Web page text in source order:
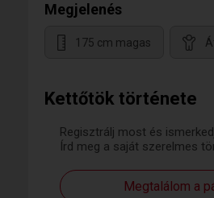
Kettőtök története
Regisztrálj most és
Írd meg a saját szerelmes
Megtalálom a
Megjelenés
175 cm magas